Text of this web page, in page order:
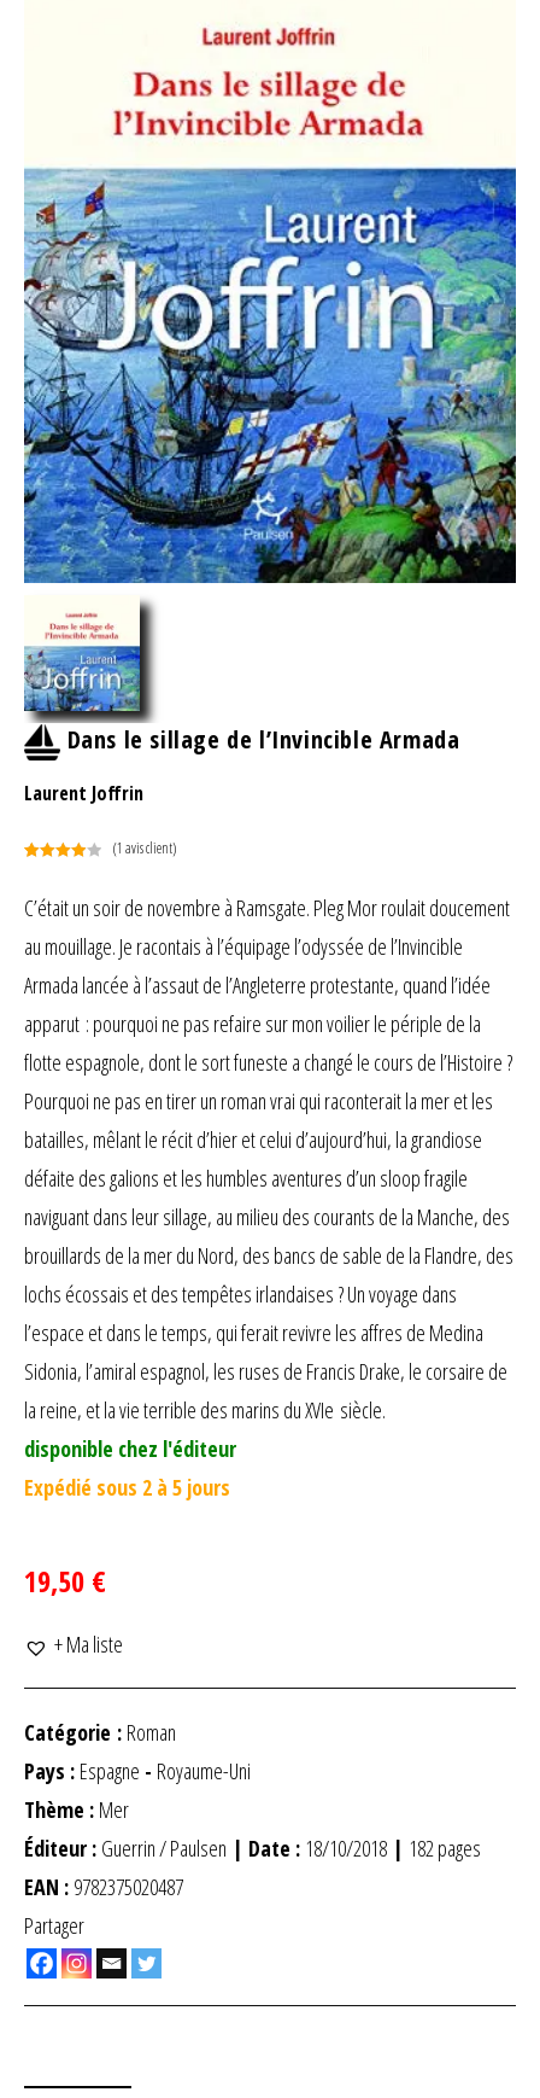
Dans le sillage de l’Invincible Armada
Laurent Joffrin
basé
sur
client
(1 avis client)
C’était un soir de novembre à Ramsgate. Pleg Mor roulait doucement
au mouillage. Je racontais à l’équipage l’odyssée de l’Invincible
Armada lancée à l’assaut de l’Angleterre protestante, quand l’idée
apparut : pourquoi ne pas refaire sur mon voilier le périple de la
flotte espagnole, dont le sort funeste a changé le cours de l’Histoire ?
Pourquoi ne pas en tirer un roman vrai qui raconterait la mer et les
batailles, mêlant le récit d’hier et celui d’aujourd’hui, la grandiose
défaite des galions et les humbles aventures d’un sloop fragile
naviguant dans leur sillage, au milieu des courants de la Manche, des
brouillards de la mer du Nord, des bancs de sable de la Flandre, des
lochs écossais et des tempêtes irlandaises ? Un voyage dans
l’espace et dans le temps, qui ferait revivre les affres de Medina
Sidonia, l’amiral espagnol, les ruses de Francis Drake, le corsaire de
la reine, et la vie terrible des marins du XVIe siècle.
disponible chez l'éditeur
Expédié sous 2 à 5 jours
19,50 €
+ Ma liste
Catégorie : Roman
Pays : Espagne - Royaume-Uni
Thème : Mer
Éditeur : Guerrin / Paulsen | Date : 18/10/2018 | 182 pages
EAN : 9782375020487
Partager